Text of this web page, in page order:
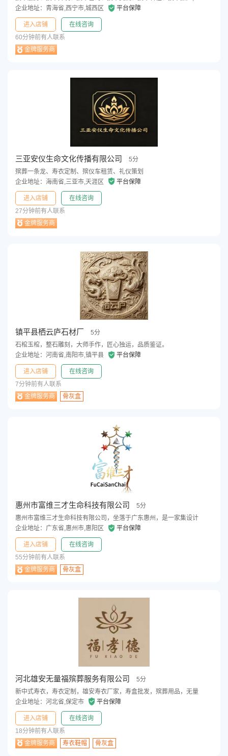
企业地址：青海省,西宁市,城西区
平台保障
进入店铺
在线咨询
60分钟前有人联系
金牌服务商
三亚安仪生命文化传播有限公司
5分
殡葬一条龙、寿衣定制、殡仪车租赁、礼仪策划
企业地址：海南省,三亚市,天涯区
平台保障
进入店铺
在线咨询
27分钟前有人联系
金牌服务商
镇平县栖云庐石材厂
5分
石棺玉棺，整石雕刻，大师手作，匠心独运，品质鉴证。
企业地址：河南省,南阳市,镇平县
平台保障
进入店铺
在线咨询
7分钟前有人联系
金牌服务商
骨灰盒
惠州市富维三才生命科技有限公司
5分
惠州市富维三才生命科技有限公司，坐落于广东惠州，是一家集设计
企业地址：广东省,惠州市,惠阳区
平台保障
进入店铺
在线咨询
55分钟前有人联系
金牌服务商
骨灰盒
河北雄安无量福殡葬服务有限公司
5分
新中式寿衣，寿衣定制，雄安寿衣厂家，寿盒批发，殡葬用品，无量
企业地址：河北省,保定市
平台保障
进入店铺
在线咨询
18分钟前有人联系
金牌服务商
寿衣鞋帽 骨灰盒